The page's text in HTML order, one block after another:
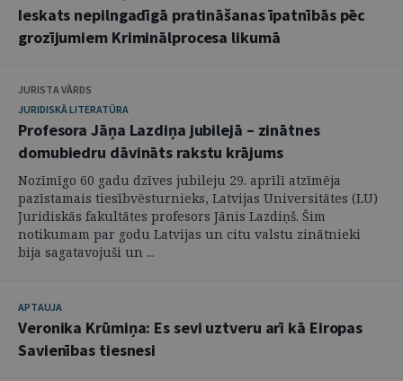
Ieskats nepilngadīgā pratināšanas īpatnībās pēc
grozījumiem Kriminālprocesa likumā
JURISTA VĀRDS
JURIDISKĀ LITERATŪRA
Profesora Jāņa Lazdiņa jubilejā – zinātnes
domubiedru dāvināts rakstu krājums
Nozīmīgo 60 gadu dzīves jubileju 29. aprīlī atzīmēja
pazīstamais tiesībvēsturnieks, Latvijas Universitātes (LU)
Juridiskās fakultātes profesors Jānis Lazdiņš. Šim
notikumam par godu Latvijas un citu valstu zinātnieki
bija sagatavojuši un ...
APTAUJA
Veronika Krūmiņa: Es sevi uztveru arī kā Eiropas
Savienības tiesnesi